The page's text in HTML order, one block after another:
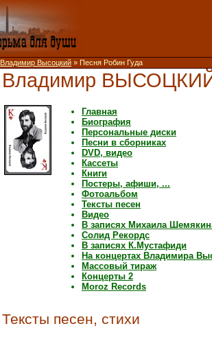
Владимир Высоцкий » Песня Робин Гуда
Владимир
Главная
Биография
Персональные диски
Песни в сборниках
DVD, видео
Кассеты
Книги
Постеры, афиши, ...
Фотоальбом
Тексты песен
Видео
В записях Михаила
Солид Рекордс
В записях К.Мустафиди
На концертах Владимира
Массовый тираж
Концерты 2
Moroz Records
Тексты песен, стихи